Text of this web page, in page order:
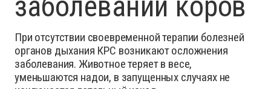
При отсутствии своевременной терапии болезней
органов дыхания КРС возникают осложнения
заболевания. Животное теряет в весе,
уменьшаются надои, в запущенных случаях не